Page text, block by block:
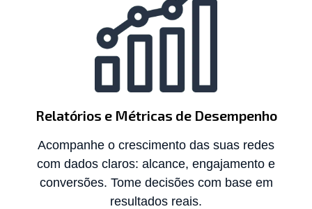
Relatórios e Métricas de Desempenho
Acompanhe o crescimento das suas redes
com dados claros: alcance, engajamento e
conversões. Tome decisões com base em
resultados reais.